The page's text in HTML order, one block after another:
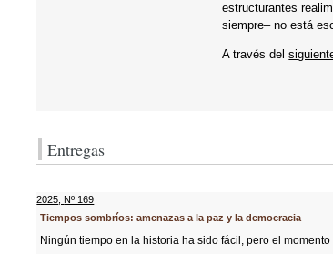
estructurantes
siempre– no está
A través del
Entregas
2025 ,Nº 169
Tiempos sombríos: amenazas a la paz y la democracia
Ningún tiempo en la historia ha sido fácil, pero el